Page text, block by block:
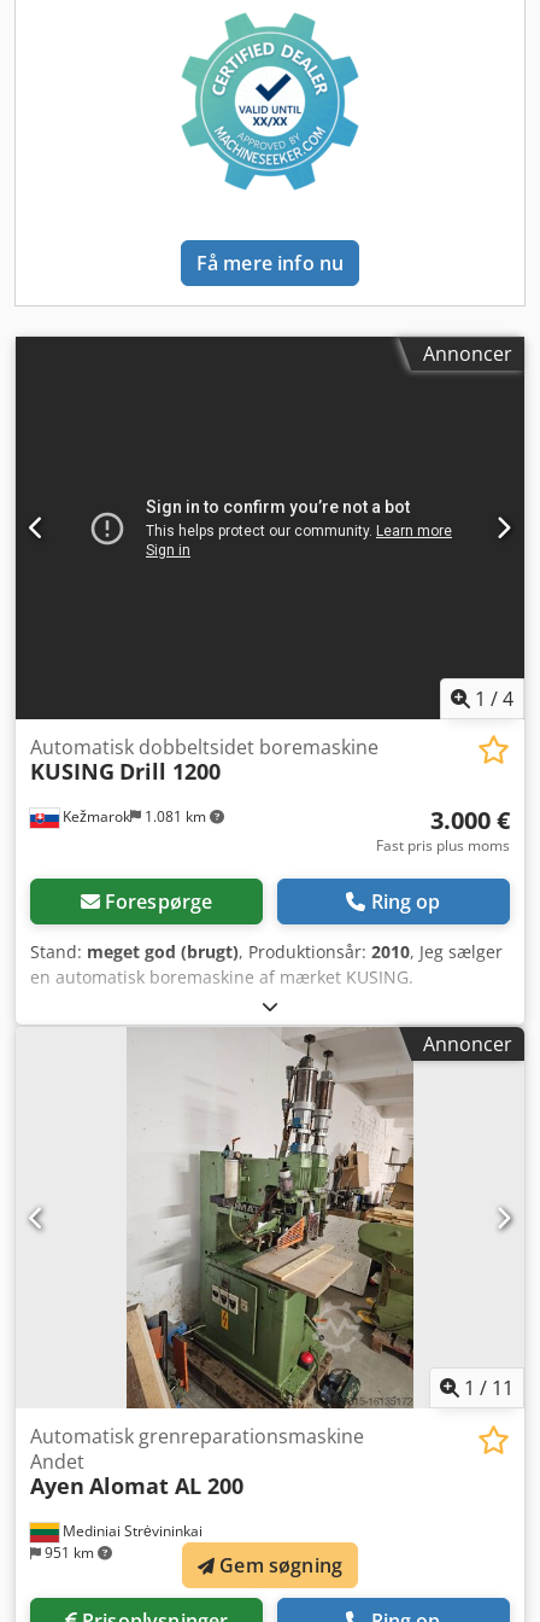
forsendelse Leveringsbetingelser: fra lokation
Få mere info nu
Annoncer
1 /4
Kežmarok 1.081 km
Automatisk dobbeltsidet boremaskine
KUSING Drill 1200
3.000 €
Fast pris plus moms
Forespørge Ring op
Stand: meget god (brugt), Produktionsår: 2010, Jeg sælger
en automatisk boremaskine af mærket KUSING.
Arbejdsbredde maks. 1200 mm Magasin til automatisk
emneudførsel Konfiguration: 0 motorer fra undersiden 1+1
motorer fra siderne Atypiske 2-spindel borehoveder
inklusive 2 x 32 mm Dybbelhoveder er inkluderet i prisen.
Codpfet I U E Iex Agmsrf Meget god stand. Kan leveres
med det samme.
Annoncer
1 / 11
Mediniai Strėvininkai
951 km
Automatisk grenreparationsmaskine
Andet
Ayen Alomat AL 200
Gem søgning